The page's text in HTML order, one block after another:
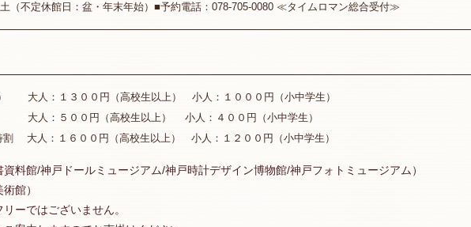
土（不定休館日：盆・年末年始）■予約電話：078-705-0080 ≪タイムロマン総合受付≫
大人：１３００円（高校生以上） 小人：１０００円（小中学生）
大人：５００円（高校生以上） 小人：４００円（小中学生）
割 大人：１６００円（高校生以上） 小人：１２００円（小中学生）
料館/神戸ドールミュージアム/神戸時計デザイン博物館/神戸フォトミュージアム）
館）
ーではございません。